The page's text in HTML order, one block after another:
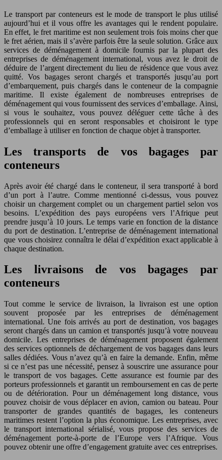
Le transport par conteneurs est le mode de transport le plus utilisé
aujourd’hui et il vous offre les avantages qui le rendent populaire.
En effet, le fret maritime est non seulement trois fois moins cher que
le fret aérien, mais il s’avère parfois être la seule solution. Grâce aux
services de déménagement à domicile fournis par la plupart des
entreprises de déménagement international, vous avez le droit de
déduire de l’argent directement du lieu de résidence que vous avez
quitté. Vos bagages seront chargés et transportés jusqu’au port
d’embarquement, puis chargés dans le conteneur de la compagnie
maritime. Il existe également de nombreuses entreprises de
déménagement qui vous fournissent des services d’emballage. Ainsi,
si vous le souhaitez, vous pouvez déléguer cette tâche à des
professionnels qui en seront responsables et choisiront le type
d’emballage à utiliser en fonction de chaque objet à transporter.
Les transports de vos bagages par
conteneurs
Après avoir été chargé dans le conteneur, il sera transporté à bord
d’un port à l’autre. Comme mentionné ci-dessus, vous pouvez
choisir un chargement complet ou un chargement partiel selon vos
besoins. L’expédition des pays européens vers l’Afrique peut
prendre jusqu’à 10 jours. Le temps varie en fonction de la distance
du port de destination. L’entreprise de déménagement international
que vous choisirez connaîtra le délai d’expédition exact applicable à
chaque destination.
Les livraisons de vos bagages par
conteneurs
Tout comme le service de livraison, la livraison est une option
souvent proposée par les entreprises de déménagement
international. Une fois arrivés au port de destination, vos bagages
seront chargés dans un camion et transportés jusqu’à votre nouveau
domicile. Les entreprises de déménagement proposent également
des services optionnels de déchargement de vos bagages dans leurs
salles dédiées. Vous n’avez qu’à en faire la demande. Enfin, même
si ce n’est pas une nécessité, pensez à souscrire une assurance pour
le transport de vos bagages. Cette assurance est fournie par des
porteurs professionnels et garantit un remboursement en cas de perte
ou de détérioration. Pour un déménagement long distance, vous
pouvez choisir de vous déplacer en avion, camion ou bateau. Pour
transporter de grandes quantités de bagages, les conteneurs
maritimes restent l’option la plus économique. Les entreprises, avec
le transport international sérialisé, vous propose des services de
déménagement porte-à-porte de l’Europe vers l’Afrique. Vous
pouvez obtenir une offre d’engagement gratuite avec ces entreprises.